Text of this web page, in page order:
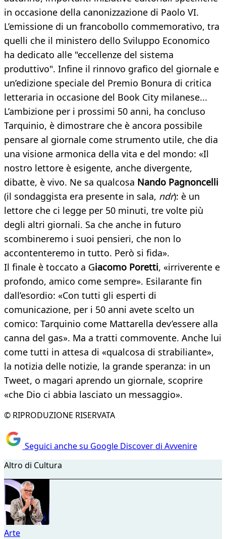
in occasione della canonizzazione di Paolo VI.
L’emissione di un francobollo commemorativo, tra
quelli che il ministero dello Sviluppo Economico
ha dedicato alle "eccellenze del sistema
produttivo". Infine il rinnovo grafico del giornale e
un’edizione speciale del Premio Bonura di critica
letteraria in occasione del Book City milanese...
L’ambizione per i prossimi 50 anni, ha concluso
Tarquinio, è dimostrare che è ancora possibile
pensare al giornale come strumento utile, che dia
una visione armonica della vita e del mondo: «Il
nostro lettore è esigente, anche divergente,
dibatte, è vivo. Ne sa qualcosa Nando Pagnoncelli
(il sondaggista era presente in sala, ndr): è un
lettore che ci legge per 50 minuti, tre volte più
degli altri giornali. Sa che anche in futuro
scombineremo i suoi pensieri, che non lo
accontenteremo in tutto. Però si fida».
Il finale è toccato a Giacomo Poretti, «irriverente e
profondo, amico come sempre». Esilarante fin
dall’esordio: «Con tutti gli esperti di
comunicazione, per i 50 anni avete scelto un
comico: Tarquinio come Mattarella dev’essere alla
canna del gas». Ma a tratti commovente. Anche lui
come tutti in attesa di «qualcosa di strabiliante»,
la notizia delle notizie, la grande speranza: in un
Tweet, o magari aprendo un giornale, scoprire
«che Dio ci abbia lasciato un messaggio».
© RIPRODUZIONE RISERVATA
Seguici anche su Google Discover di Avvenire
Altro di Cultura
Arte